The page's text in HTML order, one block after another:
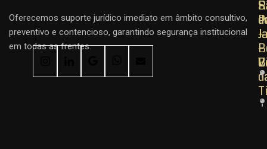
Oferecemos suporte jurídico imediato em âmbito consultivo,
preventivo e contencioso, garantindo segurança institucional
em todas as frentes.
–
–
–